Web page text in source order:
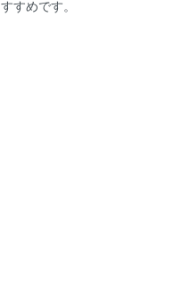
すすめです。